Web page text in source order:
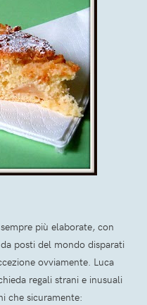
più elaborate, con
posti del mondo disparati
ovviamente. Luca
regali strani e inusuali
che sicuramente: